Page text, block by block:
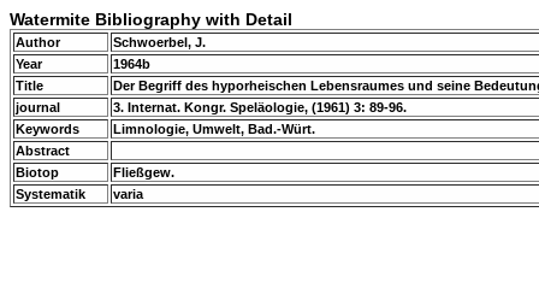
Watermite Bibliography with Detail
Author
Schwoerbel, J.
Year
1964b
Title
Der Begriff des hyporheischen Lebensraumes und seine
journal
3. Internat. Kongr. Speläologie, (1961) 3: 89-96.
Keywords
Limnologie, Umwelt, Bad.-Würt.
Abstract
Biotop
Fließgew.
Systematik
varia